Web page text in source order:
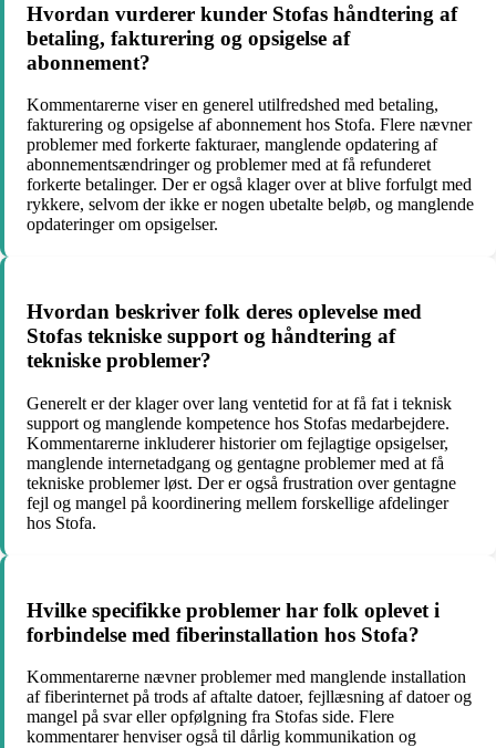
Hvordan vurderer kunder Stofas håndtering af
betaling, fakturering og opsigelse af
abonnement?
Kommentarerne viser en generel utilfredshed med betaling,
fakturering og opsigelse af abonnement hos Stofa. Flere nævner
problemer med forkerte fakturaer, manglende opdatering af
abonnementsændringer og problemer med at få refunderet
forkerte betalinger. Der er også klager over at blive forfulgt med
rykkere, selvom der ikke er nogen ubetalte beløb, og manglende
opdateringer om opsigelser.
Hvordan beskriver folk deres oplevelse med
Stofas tekniske support og håndtering af
tekniske problemer?
Generelt er der klager over lang ventetid for at få fat i teknisk
support og manglende kompetence hos Stofas medarbejdere.
Kommentarerne inkluderer historier om fejlagtige opsigelser,
manglende internetadgang og gentagne problemer med at få
tekniske problemer løst. Der er også frustration over gentagne
fejl og mangel på koordinering mellem forskellige afdelinger
hos Stofa.
Hvilke specifikke problemer har folk oplevet i
forbindelse med fiberinstallation hos Stofa?
Kommentarerne nævner problemer med manglende installation
af fiberinternet på trods af aftalte datoer, fejllæsning af datoer og
mangel på svar eller opfølgning fra Stofas side. Flere
kommentarer henviser også til dårlig kommunikation og